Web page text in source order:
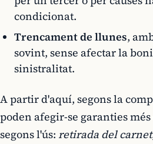
condicionat.
Trencament de llunes,
sovint, sense afectar la
sinistralitat.
A partir d'aquí, segons la
poden afegir-se garanties
segons l'ús: retirada del carnet